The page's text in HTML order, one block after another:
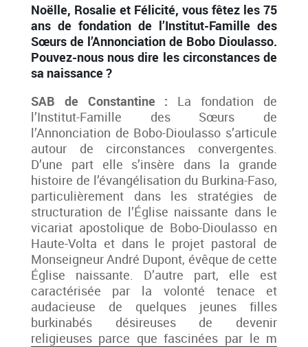
Noëlle, Rosalie et Félicité, vous fêtez les 75
ans de fondation de l’Institut-Famille des
Sœurs de l’Annonciation de Bobo Dioulasso.
Pouvez-nous nous dire les circonstances de
sa naissance ?
SAB de Constantine : La fondation de
l’Institut-Famille des Sœurs de
l’Annonciation de Bobo-Dioulasso s’articule
autour de circonstances convergentes.
D’une part elle s’insère dans la grande
histoire de l’évangélisation du Burkina-Faso,
particulièrement dans les stratégies de
structuration de l’Église naissante dans le
vicariat apostolique de Bobo-Dioulasso en
Haute-Volta et dans le projet pastoral de
Monseigneur André Dupont, évêque de cette
Église naissante. D’autre part, elle est
caractérisée par la volonté tenace et
audacieuse de quelques jeunes filles
burkinabés désireuses de devenir
religieuses parce que fascinées par le m